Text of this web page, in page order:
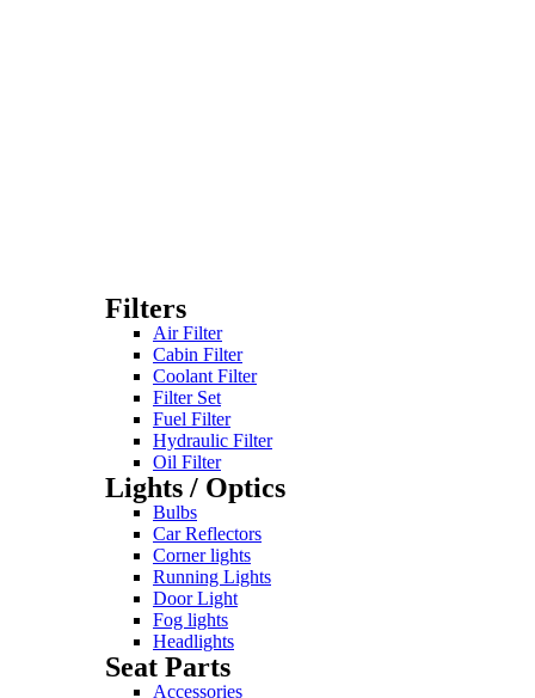
Filters
Air Filter
Cabin Filter
Coolant Filter
Filter Set
Fuel Filter
Hydraulic Filter
Oil Filter
Lights / Optics
Bulbs
Car Reflectors
Corner lights
Running Lights
Door Light
Fog lights
Headlights
Seat Parts
Accessories